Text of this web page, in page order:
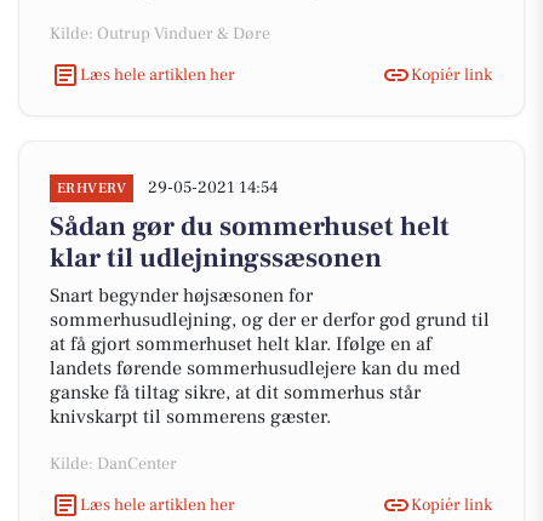
Kilde: Outrup Vinduer & Døre
Læs hele artiklen her
Kopiér link
ERHVERV 29-05-2021 14:54
Sådan gør du sommerhuset helt
klar til udlejningssæsonen
Snart begynder højsæsonen for
sommerhusudlejning, og der er derfor god grund til
at få gjort sommerhuset helt klar. Ifølge en af
landets førende sommerhusudlejere kan du med
ganske få tiltag sikre, at dit sommerhus står
knivskarpt til sommerens gæster.
Kilde: DanCenter
Læs hele artiklen her
Kopiér link